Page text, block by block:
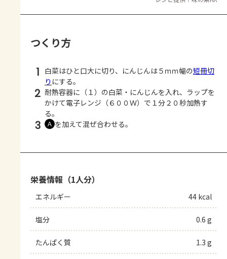
つくり方
1 白菜はひと口大に切り、にんじんは５ｍｍ幅の短冊切
り にする。
2 耐熱容器に（１）の白菜・にんじんを入れ、ラップを
かけて電子レンジ（６００Ｗ）で１分２０秒加熱す
る。
3 Ａ を加えて混ぜ合わせる。
栄養情報（1人分）
エネルギー 44 kcal
塩分 0.6 g
たんぱく質 1.3 g